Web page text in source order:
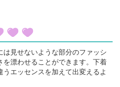
見せないような部分のファッシ
を漂わせることができます。下着
エッセンスを加えて出変えるよ